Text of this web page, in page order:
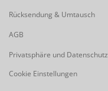
Rücksendung & Umtausch
AGB
Privatsphäre und Datenschutz
Cookie Einstellungen